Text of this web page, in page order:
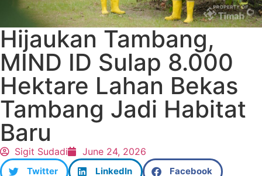
Hijaukan Tambang,
MIND ID Sulap 8.000
Hektare Lahan Bekas
Tambang Jadi Habitat
Baru
Sigit Sudadi June 24, 2026
Twitter LinkedIn Facebook